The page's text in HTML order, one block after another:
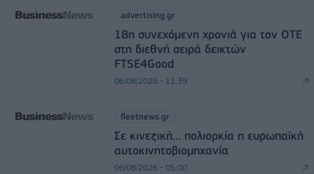
advertising.gr
18η συνεχόμενη χρονιά για τον ΟΤΕ
στη διεθνή σειρά δεικτών
FTSE4Good
06/08/2026 - 11:39
fleetnews.gr
Σε κινεζική… πολιορκία η ευρωπαϊκή
αυτοκινητοβιομηχανία
06/08/2026 - 05:00